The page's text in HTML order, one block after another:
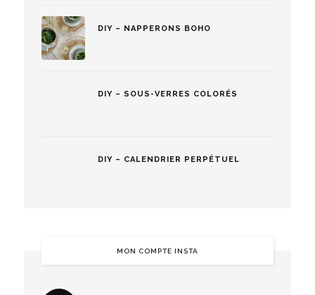
DIY – NAPPERONS BOHO
DIY – SOUS-VERRES COLORÉS
DIY – CALENDRIER PERPÉTUEL
MON COMPTE INSTA